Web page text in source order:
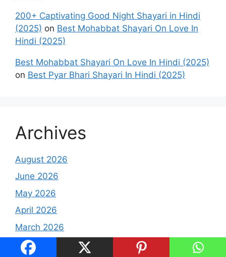
200+ Captivating Good Night Shayari in Hindi
(2025) on Best Mohabbat Shayari On Love In
Hindi (2025)
Best Mohabbat Shayari On Love In Hindi (2025)
on Best Pyar Bhari Shayari In Hindi (2025)
Archives
August 2026
June 2026
May 2026
April 2026
March 2026
February 2026